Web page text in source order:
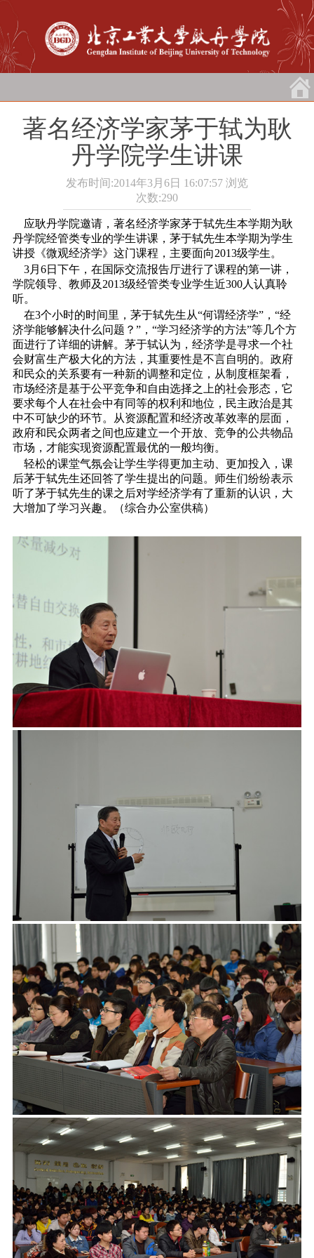
著名经济学家茅于轼为耿
丹学院学生讲课
发布时间:2014年3月6日 16:07:57 浏览
次数:290
应耿丹学院邀请，著名经济学家茅于轼先生本学期为耿
丹学院经管类专业的学生讲课，茅于轼先生本学期为学生
讲授《微观经济学》这门课程，主要面向2013级学生。
3月6日下午，在国际交流报告厅进行了课程的第一讲，
学院领导、教师及2013级经管类专业学生近300人认真聆
听。
在3个小时的时间里，茅于轼先生从“何谓经济学”，“经
济学能够解决什么问题？”，“学习经济学的方法”等几个方
面进行了详细的讲解。茅于轼认为，经济学是寻求一个社
会财富生产极大化的方法，其重要性是不言自明的。政府
和民众的关系要有一种新的调整和定位，从制度框架看，
市场经济是基于公平竞争和自由选择之上的社会形态，它
要求每个人在社会中有同等的权利和地位，民主政治是其
中不可缺少的环节。从资源配置和经济改革效率的层面，
政府和民众两者之间也应建立一个开放、竞争的公共物品
市场，才能实现资源配置最优的一般均衡。
轻松的课堂气氛会让学生学得更加主动、更加投入，课
后茅于轼先生还回答了学生提出的问题。师生们纷纷表示
听了茅于轼先生的课之后对学经济学有了重新的认识，大
大增加了学习兴趣。（综合办公室供稿）